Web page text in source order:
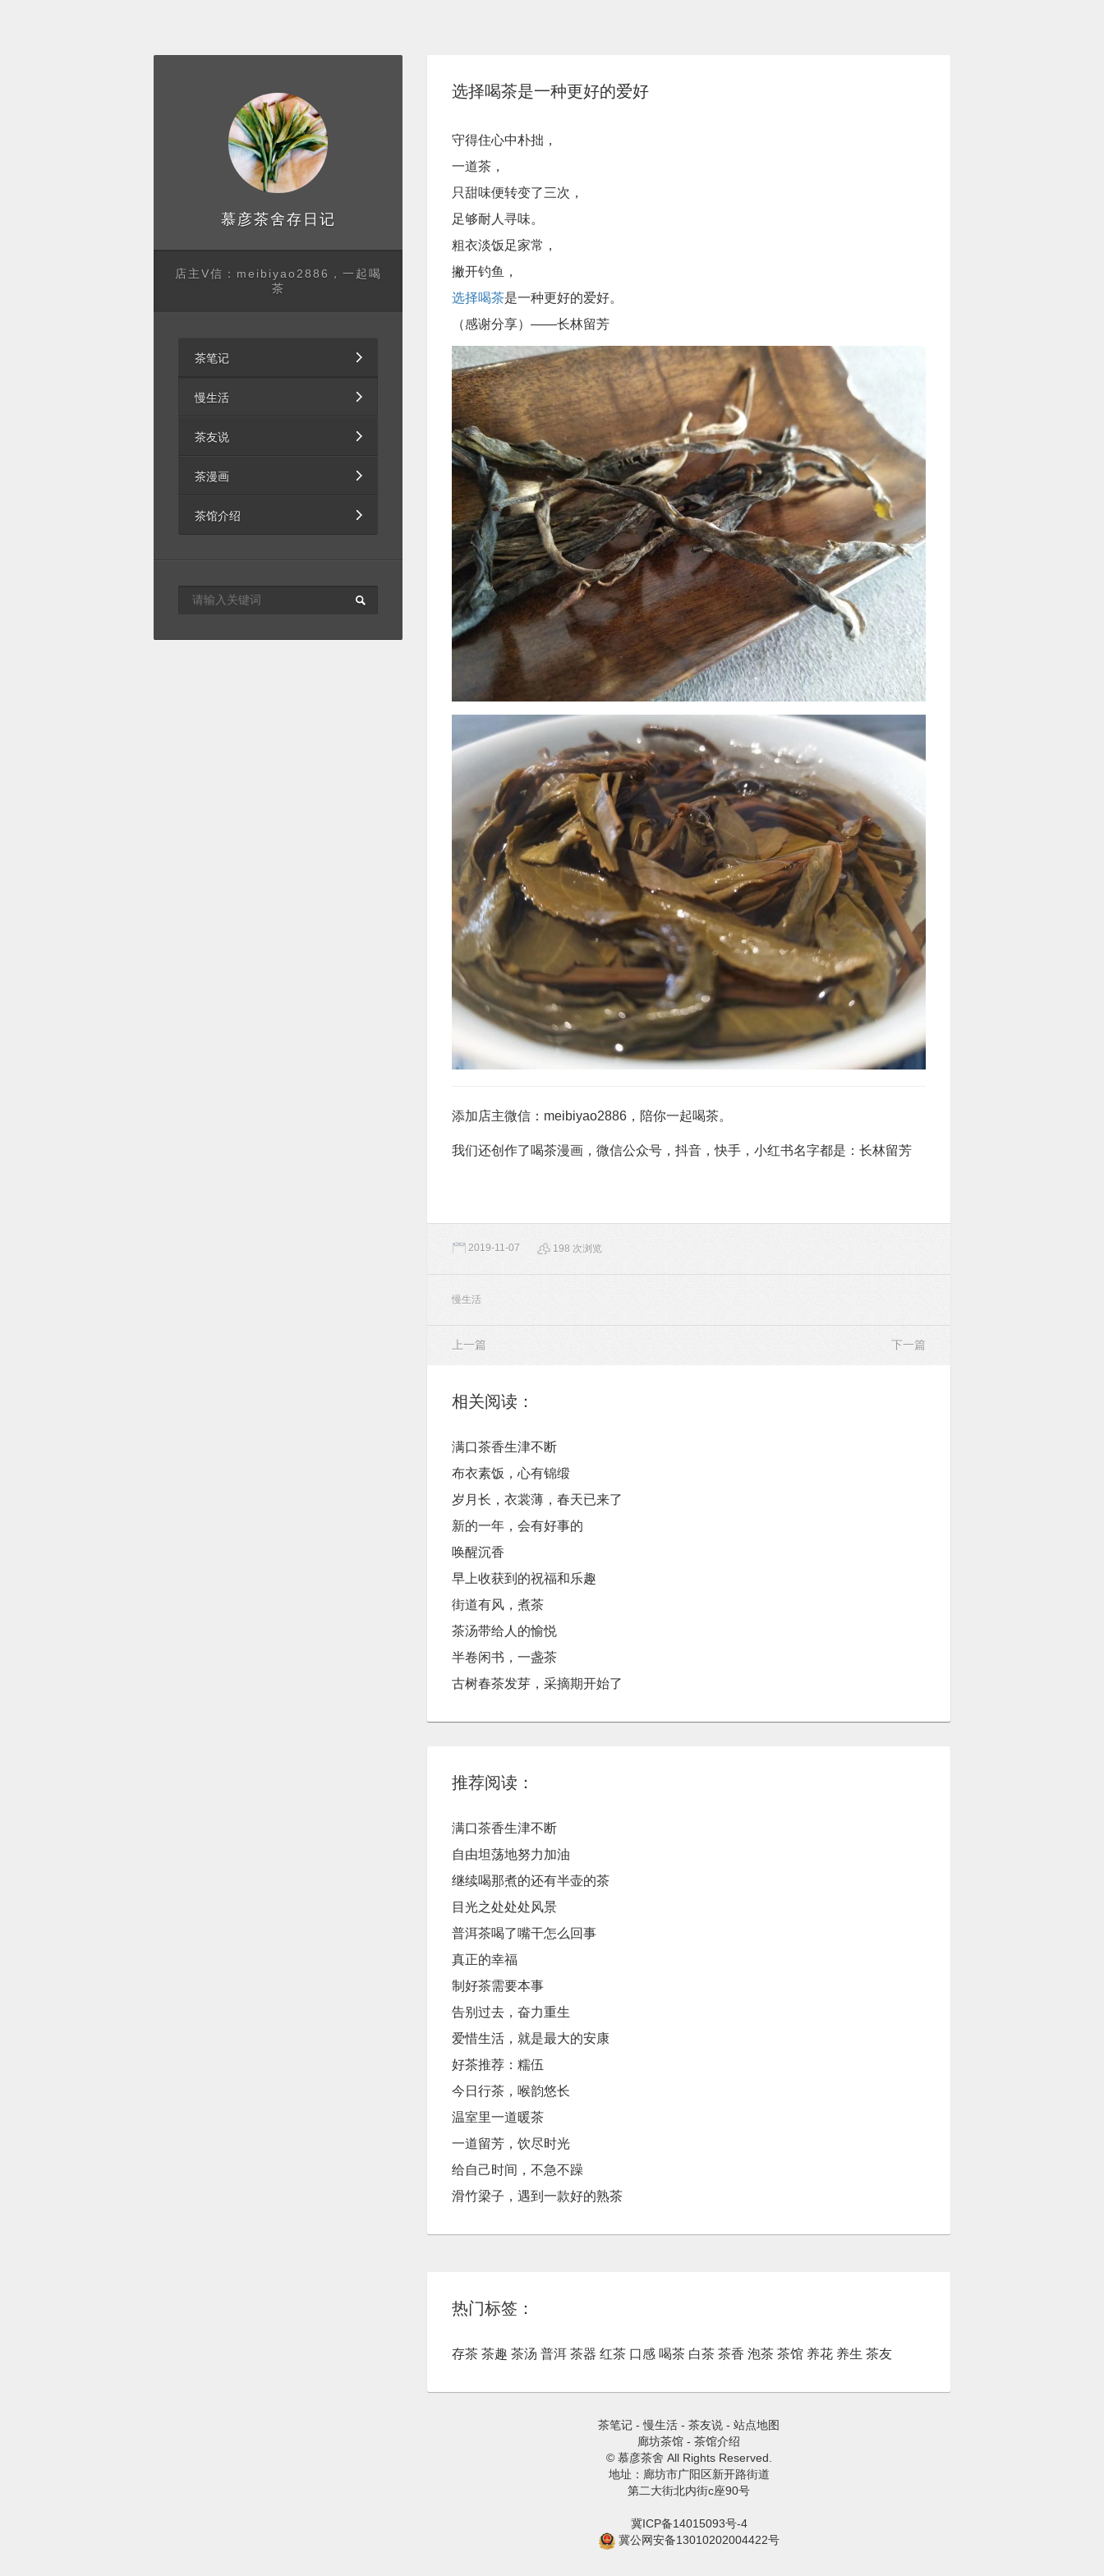
慕彦茶舍存日记
店主V信：meibiyao2886，一起喝
茶
茶笔记
慢生活
茶友说
茶漫画
茶馆介绍
选择喝茶是一种更好的爱好
守得住心中朴拙，
一道茶，
只甜味便转变了三次，
足够耐人寻味。
粗衣淡饭足家常，
撇开钓鱼，
选择喝茶是一种更好的爱好。
（感谢分享）——长林留芳
添加店主微信：meibiyao2886，陪你一起喝茶。
我们还创作了喝茶漫画，微信公众号，抖音，快手，小红书名字都是：长林留芳
2019-11-07 198 次浏览
慢生活
上一篇 下一篇
相关阅读：
满口茶香生津不断
布衣素饭，心有锦缎
岁月长，​衣裳薄，春天已来了
新的一年，会有好事的
唤醒沉香
早上收获到的祝福和乐趣
街道有风，煮茶
茶汤带给人的愉悦
半卷闲书，一盏茶
古树春茶发芽，采摘期开始了
推荐阅读：
满口茶香生津不断
自由坦荡地努力加油
继续喝那煮的还有半壶的茶
目光之处处处风景
普洱茶喝了嘴干怎么回事
真正的幸福
制好茶需要本事
告别过去，奋力重生
爱惜生活，就是最大的安康
好茶推荐：糯伍
今日行茶，喉韵悠长
温室里一道暖茶
一道留芳，饮尽时光
给自己时间，不急不躁
滑竹梁子，遇到一款好的熟茶
热门标签：
存茶 茶趣 茶汤 普洱 茶器 红茶 口感 喝茶 白茶 茶香 泡茶 茶馆 养花 养生 茶友
茶笔记 -慢生活 -茶友说 -站点地图
廊坊茶馆 -茶馆介绍
© 慕彦茶舍 All Rights Reserved.
地址：廊坊市广阳区新开路街道
第二大街北内街c座90号
冀ICP备14015093号-4
冀公网安备13010202004422号